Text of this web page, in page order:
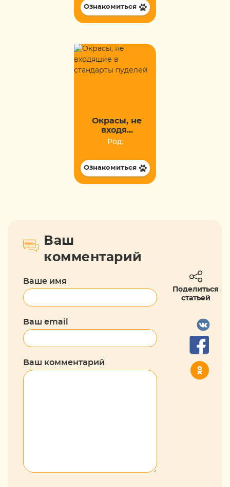
Ознакомиться
Окрасы, не
входя...
Род:
Ознакомиться
Ваш
комментарий
Ваше имя
Ваш email
Ваш комментарий
Поделиться
статьей